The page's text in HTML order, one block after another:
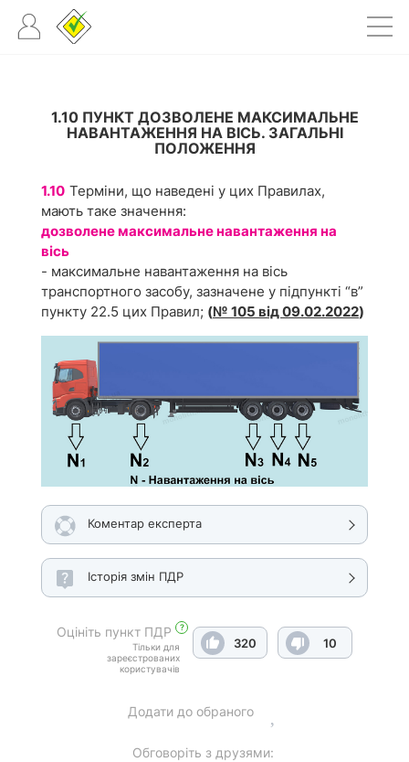
1.10 ПУНКТ ДОЗВОЛЕНЕ МАКСИМАЛЬНЕ
НАВАНТАЖЕННЯ НА ВІСЬ. ЗАГАЛЬНІ
ПОЛОЖЕННЯ
1.10 Терміни, що наведені у цих Правилах,
мають таке значення:
дозволене максимальне навантаження на
вісь
- максимальне навантаження на вісь
транспортного засобу, зазначене у підпункті “в”
пункту 22.5 цих Правил; (№ 105 від 09.02.2022)
Коментар експерта
Історія змін ПДР
Оцініть пункт ПДР ?
Тільки для
зареєстрованих
користувачів
320 10
Додати до обраного
Обговоріть з друзями: